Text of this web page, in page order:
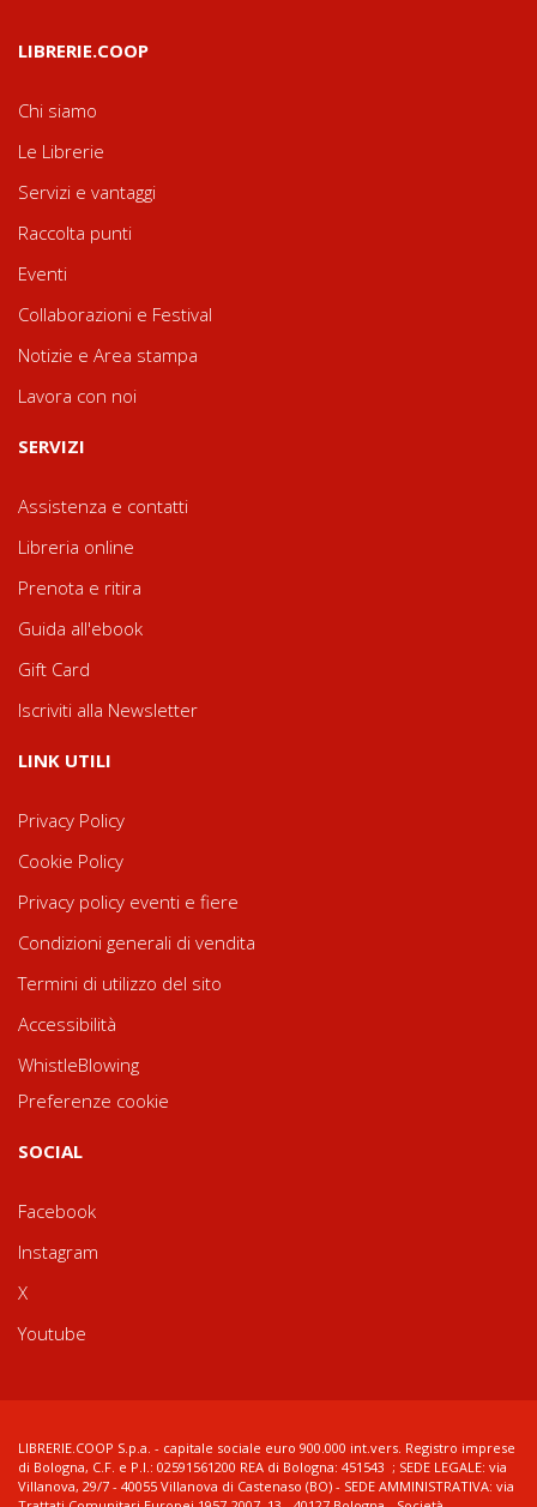
LIBRERIE.COOP
Chi siamo
Le Librerie
Servizi e vantaggi
Raccolta punti
Eventi
Collaborazioni e Festival
Notizie e Area stampa
Lavora con noi
SERVIZI
Assistenza e contatti
Libreria online
Prenota e ritira
Guida all'ebook
Gift Card
Iscriviti alla Newsletter
LINK UTILI
Privacy Policy
Cookie Policy
Privacy policy eventi e fiere
Condizioni generali di vendita
Termini di utilizzo del sito
Accessibilità
WhistleBlowing
Preferenze cookie
SOCIAL
Facebook
Instagram
X
Youtube
LIBRERIE.COOP S.p.a. - capitale sociale euro 900.000 int.vers. Registro imprese
di Bologna, C.F. e P.I.: 02591561200 REA di Bologna: 451543 ; SEDE LEGALE: via
Villanova, 29/7 - 40055 Villanova di Castenaso (BO) - SEDE AMMINISTRATIVA: via